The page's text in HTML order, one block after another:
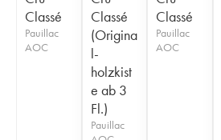
Classé
Pauillac
AOC
Classé
(Origina
l-
holzkist
e ab 3
Fl.)
Pauillac
Classé
Pauillac
AOC